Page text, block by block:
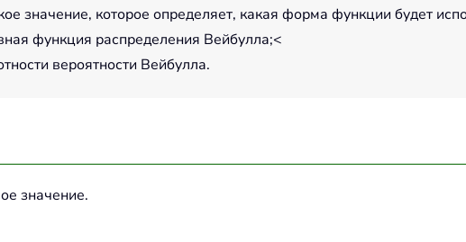
значение, которое определяет, какая форма функции будет
функция распределения Вейбулла;<
вероятности Вейбулла.
значение.